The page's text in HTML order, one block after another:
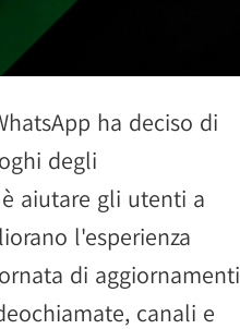
ha deciso di
degli
aiutare gli utenti a
l'esperienza
di aggiornamenti
canali e